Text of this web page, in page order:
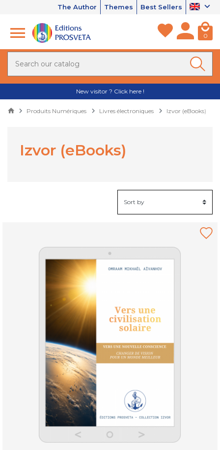
The Author Themes Best Sellers
0
New visitor ? Click here !
Produits Numériques Livres électroniques Izvor (eBooks)
Izvor (eBooks)